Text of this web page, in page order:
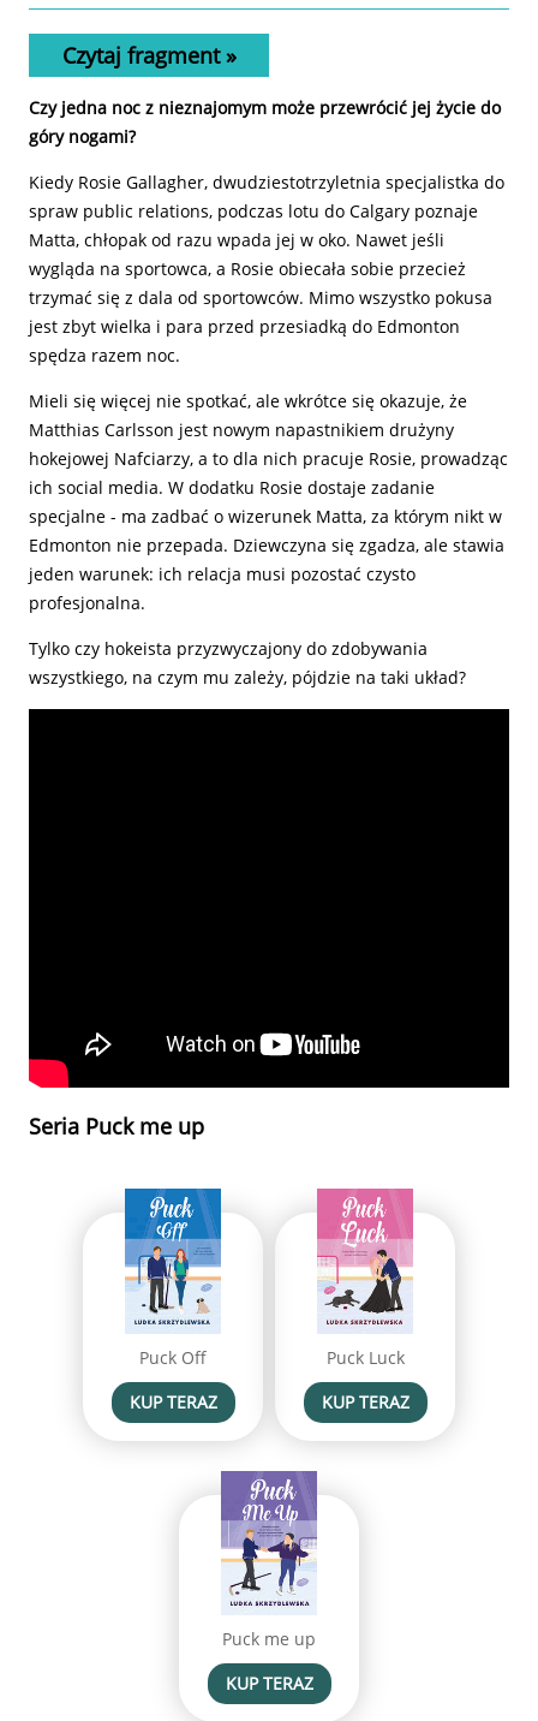
Czytaj fragment »
Czy jedna noc z nieznajomym może przewrócić jej życie do
góry nogami?
Kiedy Rosie Gallagher, dwudziestotrzyletnia specjalistka do
spraw public relations, podczas lotu do Calgary poznaje
Matta, chłopak od razu wpada jej w oko. Nawet jeśli
wygląda na sportowca, a Rosie obiecała sobie przecież
trzymać się z dala od sportowców. Mimo wszystko pokusa
jest zbyt wielka i para przed przesiadką do Edmonton
spędza razem noc.
Mieli się więcej nie spotkać, ale wkrótce się okazuje, że
Matthias Carlsson jest nowym napastnikiem drużyny
hokejowej Nafciarzy, a to dla nich pracuje Rosie, prowadząc
ich social media. W dodatku Rosie dostaje zadanie
specjalne - ma zadbać o wizerunek Matta, za którym nikt w
Edmonton nie przepada. Dziewczyna się zgadza, ale stawia
jeden warunek: ich relacja musi pozostać czysto
profesjonalna.
Tylko czy hokeista przyzwyczajony do zdobywania
wszystkiego, na czym mu zależy, pójdzie na taki układ?
Seria Puck me up
Puck Off
KUP TERAZ
Puck Luck
KUP TERAZ
Puck me up
KUP TERAZ